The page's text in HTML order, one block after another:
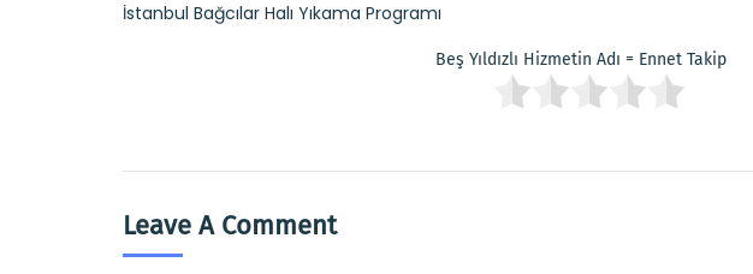
İstanbul Bağcılar Halı Yıkama Programı
Beş Yıldızlı Hizmetin Adı = Ennet Takip
Leave A Comment